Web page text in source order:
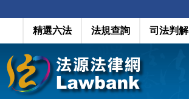
精選六法 法規查詢 司法判解